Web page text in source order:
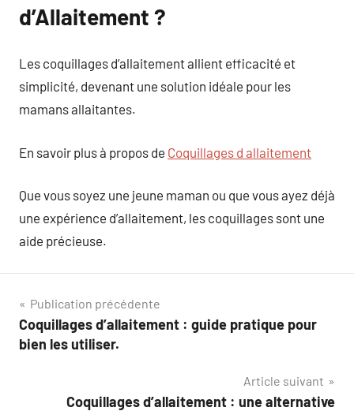
d’Allaitement ?
Les coquillages d’allaitement allient efficacité et
simplicité, devenant une solution idéale pour les
mamans allaitantes.
En savoir plus à propos de Coquillages d allaitement
Que vous soyez une jeune maman ou que vous ayez déjà
une expérience d’allaitement, les coquillages sont une
aide précieuse.
Navigation
de
Publication précédente
Coquillages d’allaitement : guide pratique pour
bien les utiliser.
Article suivant
Coquillages d’allaitement : une alternative